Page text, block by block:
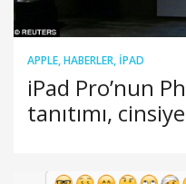
APPLE,HABERLER, IPAD
iPad Pro’nun
tanıtımı,